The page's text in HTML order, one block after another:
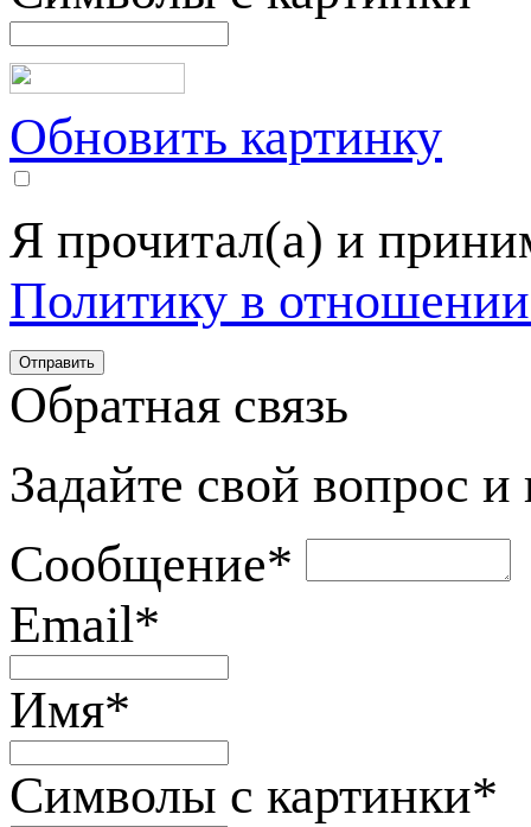
Обновить картинку
Я прочитал(а) и
Политику в
Обратная связь
Задайте свой вопрос
Сообщение*
Email*
Имя*
Символы с картинки*